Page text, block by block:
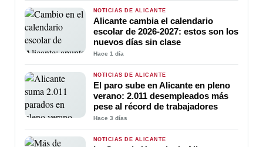
NOTICIAS DE ALICANTE
Alicante cambia el calendario
escolar de 2026-2027: estos son los
nuevos días sin clase
Hace 1 día
NOTICIAS DE ALICANTE
El paro sube en Alicante en pleno
verano: 2.011 desempleados más
pese al récord de trabajadores
Hace 3 días
NOTICIAS DE ALICANTE